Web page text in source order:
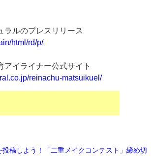
ラルのプレスリリース
html/rd/p/
イライナー公式サイト
reinachu-matsuikuel/
投稿しよう！「二重メイクコンテスト」締め切